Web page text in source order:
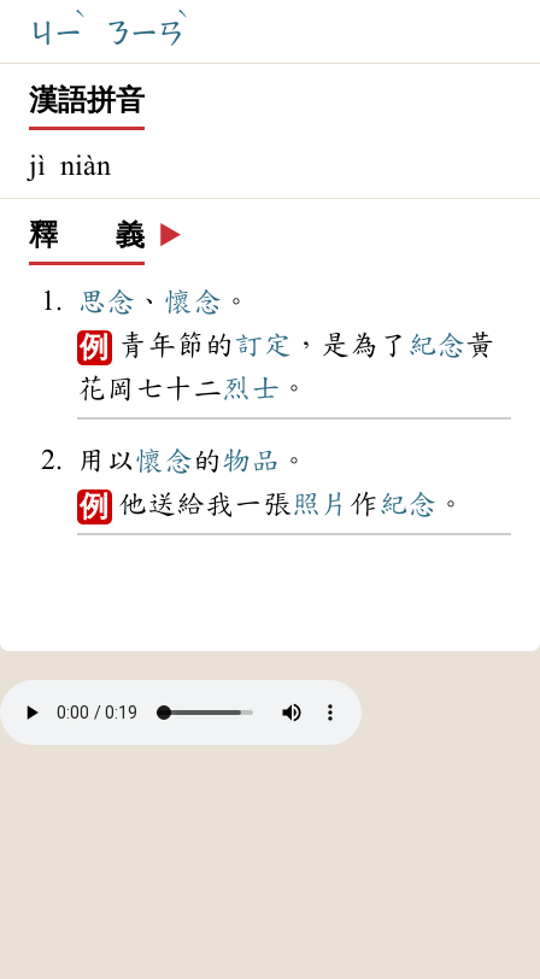
ㄐㄧ
ˋ
ㄋㄧㄢ
ˋ
漢語拼音
jì niàn
釋 義 ▶️
思念 、 懷念 。
例 青年節的訂定 ，是為了 紀念黃
花岡七十二烈士 。
用以懷念的物品 。
例 他送給我一張 照片 作紀念 。